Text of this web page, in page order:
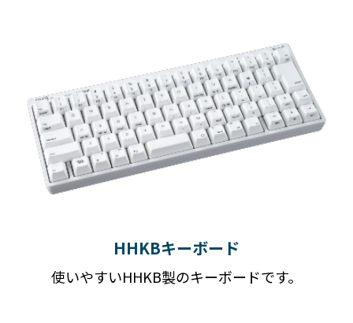
HHKBキーボード
使いやすいHHKB製のキーボードです。